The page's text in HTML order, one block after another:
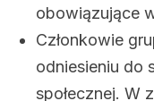
obowiązujące
Członkowie
odniesieniu do
społecznej. W